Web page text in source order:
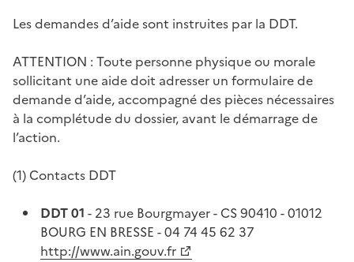
Les demandes d’aide sont instruites par la DDT.
ATTENTION : Toute personne physique ou morale
sollicitant une aide doit adresser un formulaire de
demande d’aide, accompagné des pièces nécessaires
à la complétude du dossier, avant le démarrage de
l’action.
(1) Contacts DDT
DDT 01 - 23 rue Bourgmayer - CS 90410 - 01012
BOURG EN BRESSE - 04 74 45 62 37
http://www.ain.gouv.fr